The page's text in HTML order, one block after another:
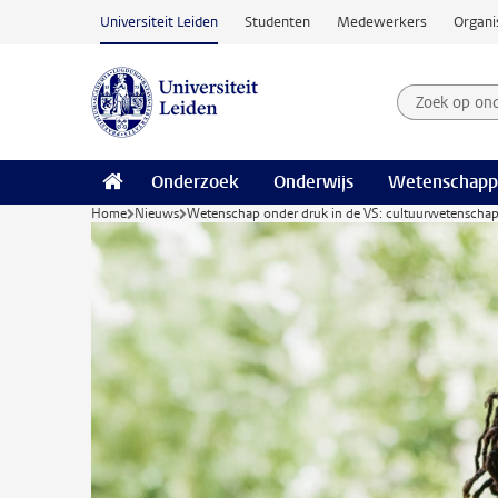
Ga naar hoofdinhoud
Universiteit Leiden Studenten Medewerkers
Zoek op
Zoekterm
Onderzoek Onderwijs
Home Nieuws Wetenschap onder druk in de VS: